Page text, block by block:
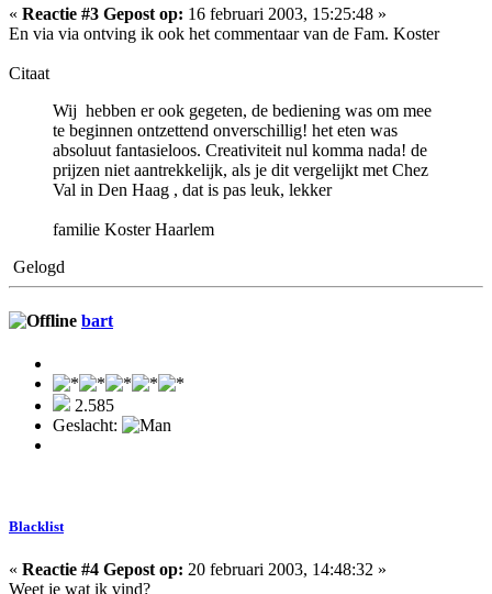
« Reactie #3 Gepost op: 16 februari 2003, 15:25:48 »
En via via ontving ik ook het commentaar van de Fam. Koster
Citaat
Wij hebben er ook gegeten, de bediening was om mee
te beginnen ontzettend onverschillig! het eten was
absoluut fantasieloos. Creativiteit nul komma nada! de
prijzen niet aantrekkelijk, als je dit vergelijkt met Chez
Val in Den Haag , dat is pas leuk, lekker
familie Koster Haarlem
Gelogd
bart
2.585
Geslacht:
Blacklist
« Reactie #4 Gepost op: 20 februari 2003, 14:48:32 »
Weet je wat ik vind?